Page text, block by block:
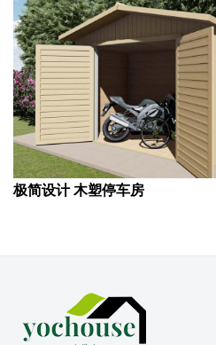
极简设计 木塑停车房